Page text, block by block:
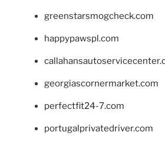
greenstarsmogcheck.com
happypawspl.com
georgiascornermarket.com
perfectfit24-7.com
portugalprivatedriver.com